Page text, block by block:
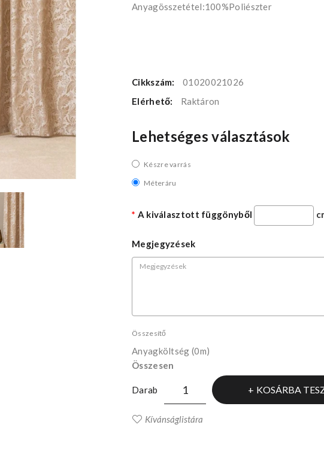
Anyagösszetétel:100%Poliészter
Cikkszám:
01020021026
Elérhető:
Raktáron
Lehetséges választások
Készre varrás
Méteráru
A kiválasztott függönyből
Megjegyzések
Összesítő
Anyagköltség (0m)
Összesen
Darab KOSÁRBA
Kívánságlistára